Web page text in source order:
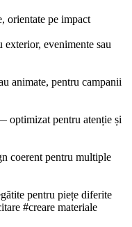
pe impact
evenimente sau
animate, pentru campanii
optimizat pentru atenție și
coerent pentru multiple
pentru piețe diferite
#creare materiale